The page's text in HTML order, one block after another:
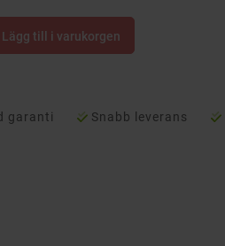
Lägg till i varukorgen
garanti Snabb leverans